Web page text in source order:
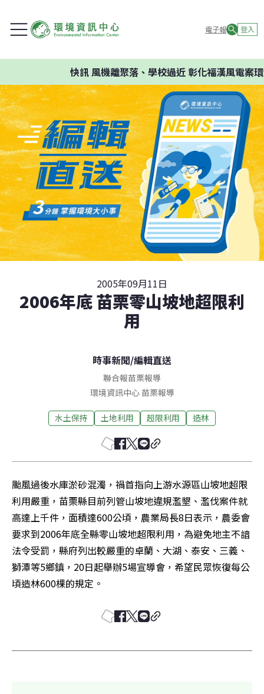
電子報 登入
快訊風機離聚落、學校過近 彰化福漢風電案環
2005年09月11日
2006年底 苗栗零山坡地超限利
用
時事新聞/編輯直送
聯合報苗栗報導
環境資訊中心苗栗報導
水土保持 土地利用 超限利用 造林
颱風過後水庫淤砂混濁，禍首指向上游水源區山坡地超限
利用嚴重，苗栗縣目前列管山坡地違規濫墾、濫伐案件就
高達上千件，面積達600公頃，農業局長8日表示，農委會
要求到2006年底全縣零山坡地超限利用，為避免地主不諳
法令受罰，縣府列出較嚴重的卓蘭、大湖、泰安、三義、
獅潭等5鄉鎮，20日起舉辦5場宣導會，希望民眾恢復每公
頃造林600棵的規定。